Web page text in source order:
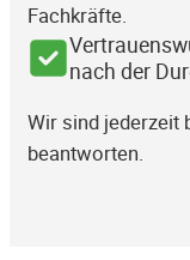
Fachkräfte.
nach der
Wir sind jederzeit
beantworten.